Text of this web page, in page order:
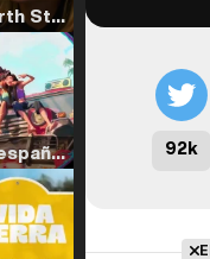
Tráiler 'North Star' (2023)
Tráiler en español de 'La isla olvidada' 92k